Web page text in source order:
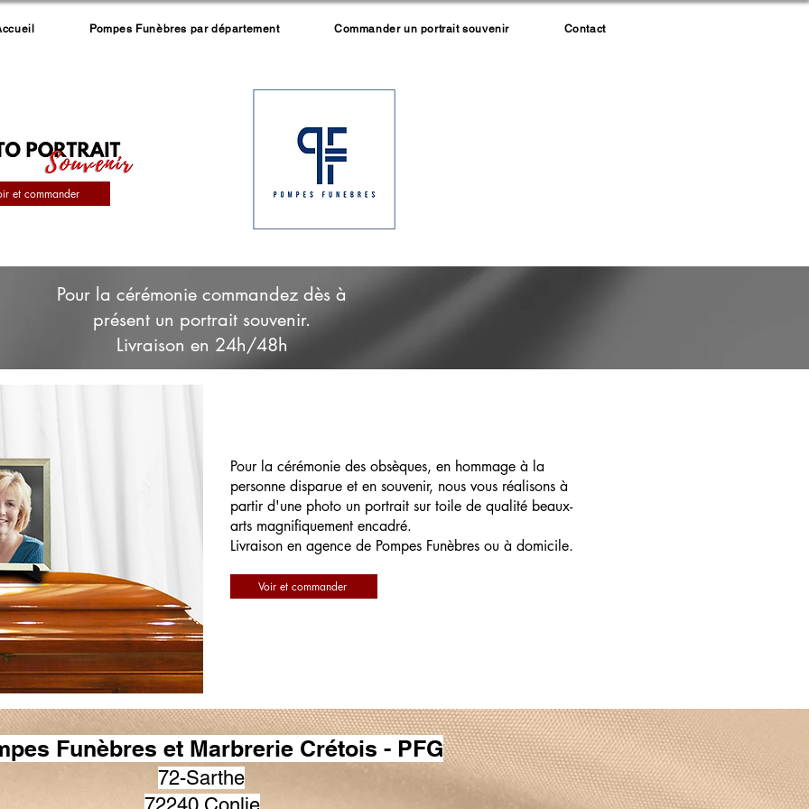
Pompes Funèbres par département Commander un portrait souvenir Contact
et commander
Pour la cérémonie commandez dès à
présent un portrait souvenir.
Livraison en 24h/48h
Pour la cérémonie des obsèques, en hommage à la
personne disparue et en souvenir, nous vous réalisons à
partir d'une photo un portrait sur toile de qualité beaux-
arts magnifiquement encadré.
Livraison en agence de Pompes Funèbres ou à domicile.
Voir et commander
Funèbres et Marbrerie Crétois - PFG
72-Sarthe